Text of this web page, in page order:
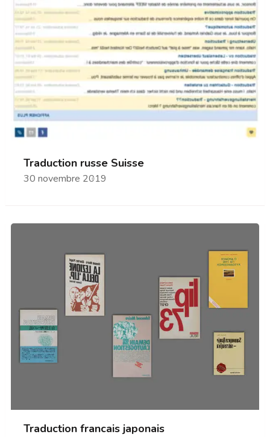
Traduction russe Suisse
30 novembre 2019
Traduction francais japonais